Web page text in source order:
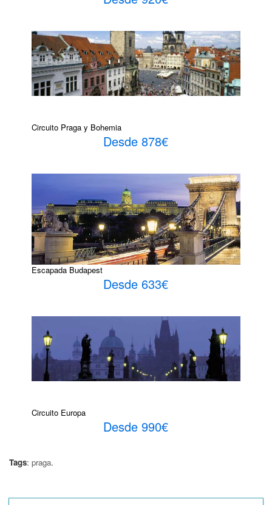
Circuito Praga y Bohemia
Desde 878€
Escapada Budapest
Desde 633€
Circuito Europa
Desde 990€
Tags: praga.